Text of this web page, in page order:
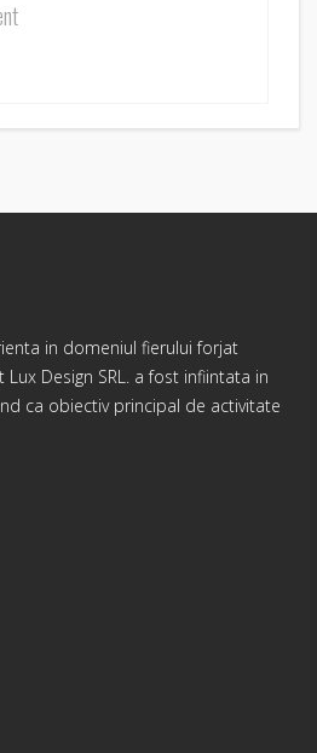
in domeniul fierului forjat
Design SRL. a fost infiintata in
ca obiectiv principal de activitate